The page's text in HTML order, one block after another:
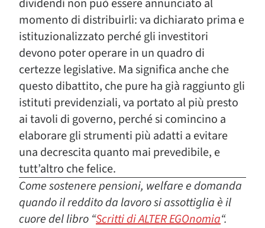
dividendi non può essere annunciato al
momento di distribuirli: va dichiarato prima e
istituzionalizzato perché gli investitori
devono poter operare in un quadro di
certezze legislative. Ma significa anche che
questo dibattito, che pure ha già raggiunto gli
istituti previdenziali, va portato al più presto
ai tavoli di governo, perché si comincino a
elaborare gli strumenti più adatti a evitare
una decrescita quanto mai prevedibile, e
tutt’altro che felice.
Come sostenere pensioni, welfare e domanda
quando il reddito da lavoro si assottiglia è il
cuore del libro “Scritti di ALTER EGOnomia“.